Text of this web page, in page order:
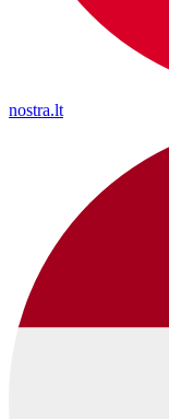
nostra.lt